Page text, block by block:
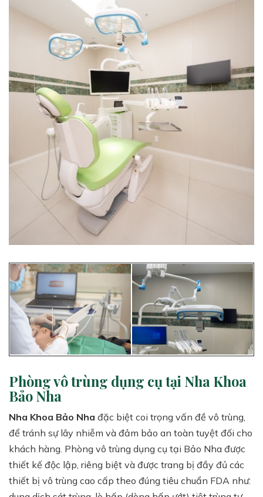
Phòng vô trùng dụng cụ tại Nha Khoa
Bảo Nha
Nha Khoa Bảo Nha đặc biệt coi trọng vấn đề vô trùng,
để tránh sự lây nhiễm và đảm bảo an toàn tuyệt đối cho
khách hàng. Phòng vô trùng dụng cụ tại Bảo Nha được
thiết kế độc lập, riêng biệt và được trang bị đầy đủ các
thiết bị vô trùng cao cấp theo đúng tiêu chuẩn FDA như: